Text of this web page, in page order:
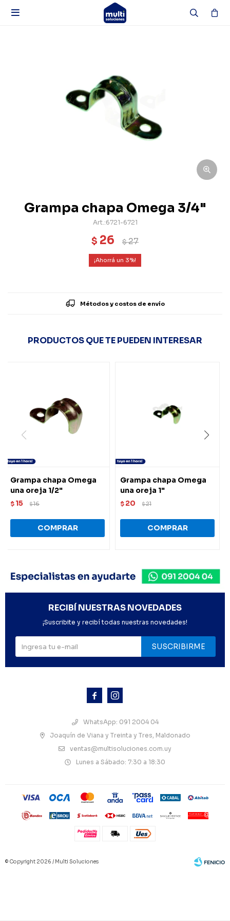

Grampa chapa Omega 3/4"
6721-6721
$ 26 $27
3
Métodos y costos de envío
PRODUCTOS QUE TE PUEDEN INTERESAR
Grampa chapa Omega
una oreja 1/2"
$ 15 $16
Grampa chapa Omega
una oreja 1"
$ 20 $21
 
WhatsApp: 091 2004 04
Joaquín de Viana y Treinta y Tres, Maldonado
ventas@multisoluciones.com.uy
Lunes a Sábado: 7:30 a 18:30
RECIBÍ NUESTRAS NOVEDADES
¡Suscribite y recibí todas nuestras novedades!
SUSCRIBIRME
© Copyright 2026 / Multi Soluciones